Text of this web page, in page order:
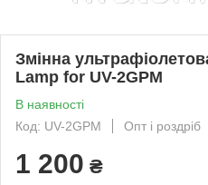
Змінна
Lamp for UV-2GPM
В наявності
Код: UV-2GPM
Опт і роздріб
1 200 ₴